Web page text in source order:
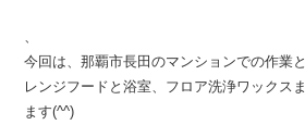
今回は、那覇市長田のマンションでの作業
レンジフードと浴室、フロア洗浄ワックス
ます(^^)